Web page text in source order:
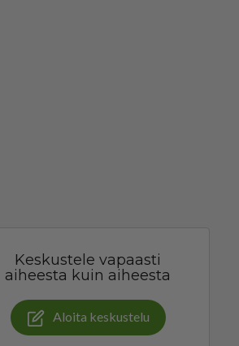
Keskustele vapaasti
aiheesta kuin aiheesta
Aloita keskustelu